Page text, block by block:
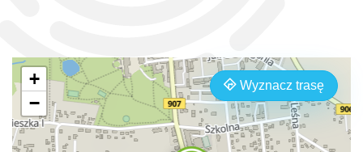
Wyznacz trasę
+
−